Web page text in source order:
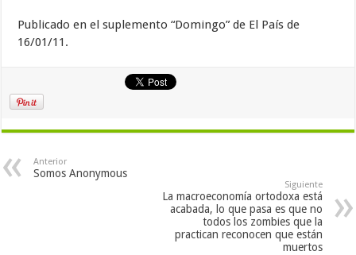
Publicado en el suplemento “Domingo” de El País de
16/01/11.
Anterior
Somos Anonymous
Siguiente
La macroeconomía ortodoxa está
acabada, lo que pasa es que no
todos los zombies que la
practican reconocen que están
muertos